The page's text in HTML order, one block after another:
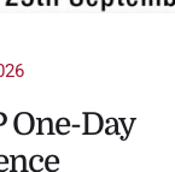
One-Day